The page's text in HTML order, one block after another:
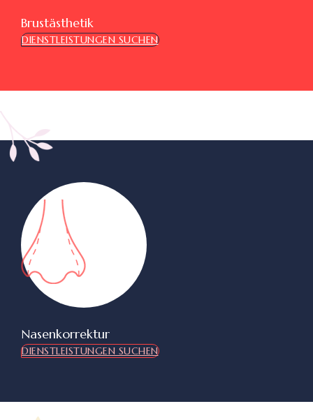
Brustästhetik
DIENSTLEISTUNGEN SUCHEN
Nasenkorrektur
DIENSTLEISTUNGEN SUCHEN